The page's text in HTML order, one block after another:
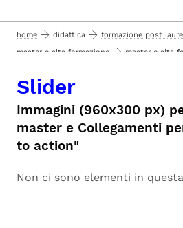
home didattica
formazione post
master e alta formazione
master e alta
Slider
Immagini (960x300 px)
master e Collegamenti
to action"
Non ci sono elementi in